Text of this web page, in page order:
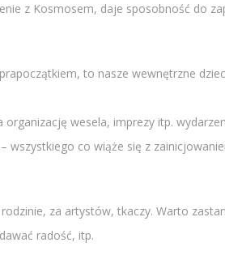
z Kosmosem, daje sposobność do
to nasze wewnętrzne
organizację wesela, imprezy itp.
wszystkiego co wiąże się z
za artystów, tkaczy. Warto
radość, itp.